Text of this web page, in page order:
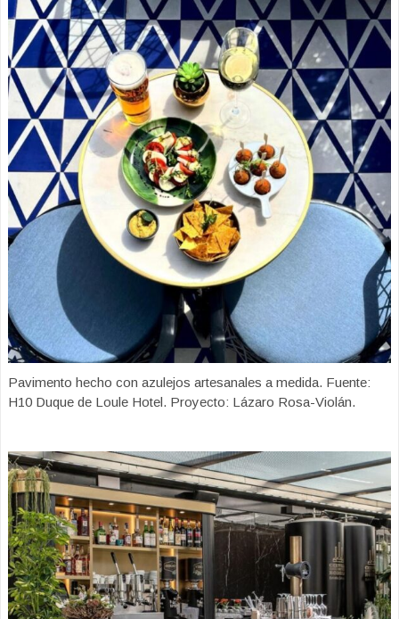
Pavimento hecho con azulejos artesanales a medida. Fuente:
H10 Duque de Loule Hotel. Proyecto: Lázaro Rosa-Violán.